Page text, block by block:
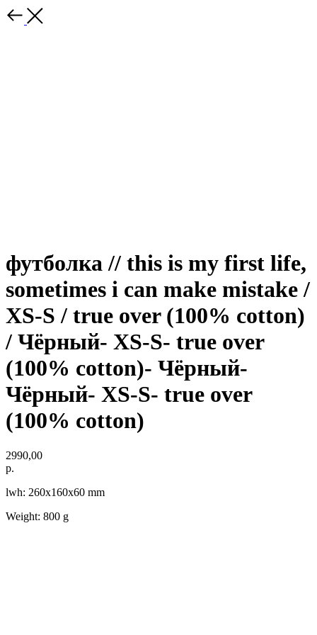
футболка // this is my first life,
sometimes i can make mistake /
XS-S / true over (100% cotton)
/ Чёрный- XS-S- true over
(100% cotton)- Чёрный-
Чёрный- XS-S- true over
(100% cotton)
2990,00
р.
lwh: 260x160x60 mm
Weight: 800 g